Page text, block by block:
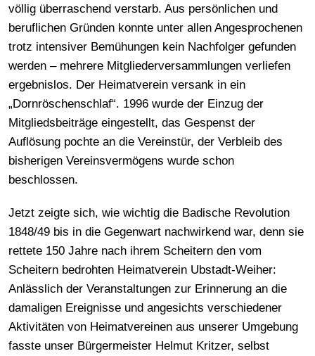
völlig überraschend verstarb. Aus persönlichen und
beruflichen Gründen konnte unter allen Angesprochenen
trotz intensiver Bemühungen kein Nachfolger gefunden
werden – mehrere Mitgliederversammlungen verliefen
ergebnislos. Der Heimatverein versank in ein
„Dornröschenschlaf“. 1996 wurde der Einzug der
Mitgliedsbeiträge eingestellt, das Gespenst der
Auflösung pochte an die Vereinstür, der Verbleib des
bisherigen Vereinsvermögens wurde schon
beschlossen.
Jetzt zeigte sich, wie wichtig die Badische Revolution
1848/49 bis in die Gegenwart nachwirkend war, denn sie
rettete 150 Jahre nach ihrem Scheitern den vom
Scheitern bedrohten Heimatverein Ubstadt-Weiher:
Anlässlich der Veranstaltungen zur Erinnerung an die
damaligen Ereignisse und angesichts verschiedener
Aktivitäten von Heimatvereinen aus unserer Umgebung
fasste unser Bürgermeister Helmut Kritzer, selbst